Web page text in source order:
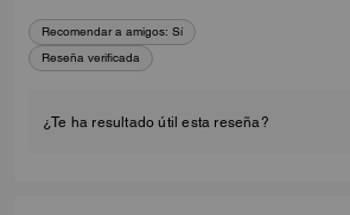
Recomendar a amigos: Sí
Reseña verificada
¿Te ha resultado útil esta reseña?